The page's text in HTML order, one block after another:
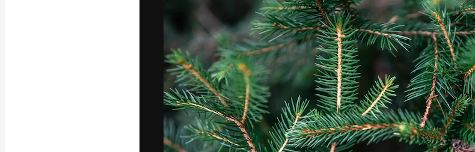
Моушн-дизайн
Видеошаблоны
3D-модели
Шрифты
Креативная платформа для создания
ваших лучших работ. Более 1 миллиона
подписчиков среди креаторов,
предприятий, агентств и студий.
Pусский
Продукция
Spaces
ИИ-помощник
Генератор
изображений ИИ
Генератор видео
ИИ